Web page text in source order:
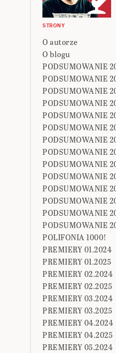
STRONY
O autorze
O blogu
PODSUMOWANIE
PODSUMOWANIE
PODSUMOWANIE
PODSUMOWANIE
PODSUMOWANIE
PODSUMOWANIE
PODSUMOWANIE
PODSUMOWANIE
PODSUMOWANIE
PODSUMOWANIE
PODSUMOWANIE
PODSUMOWANIE
PODSUMOWANIE
PODSUMOWANIE
POLIFONIA 1000!
PREMIERY 01.2024
PREMIERY 01.2025
PREMIERY 02.2024
PREMIERY 02.2025
PREMIERY 03.2024
PREMIERY 03.2025
PREMIERY 04.2024
PREMIERY 04.2025
PREMIERY 05.2024